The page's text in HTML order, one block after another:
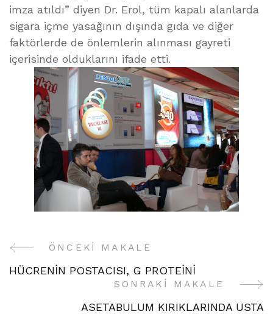
imza atıldı” diyen Dr. Erol, tüm kapalı alanlarda
sigara içme yasağının dışında gıda ve diğer
faktörlerde de önlemlerin alınması gayreti
içerisinde olduklarını ifade etti.
YazıÖNCEKI MAKALE
HÜCRENİN POSTACISI, G PROTEİNİ
SONRAKI MAKALE
ASETABULUM KIRIKLARINDA USTA